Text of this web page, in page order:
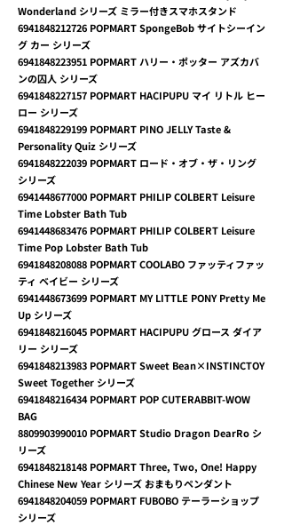
Wonderland シリーズ ミラー付きスマホスタンド
6941848212726 POPMART SpongeBob サイトシーイン
グ カー シリーズ
6941848223951 POPMART ハリー・ポッター アズカバ
ンの囚人 シリーズ
6941848227157 POPMART HACIPUPU マイ リトル ヒー
ロー シリーズ
6941848229199 POPMART PINO JELLY Taste &
Personality Quiz シリーズ
6941848222039 POPMART ロード・オブ・ザ・リング
シリーズ
6941448677000 POPMART PHILIP COLBERT Leisure
Time Lobster Bath Tub
6941448683476 POPMART PHILIP COLBERT Leisure
Time Pop Lobster Bath Tub
6941848208088 POPMART COOLABO ファッティファッ
ティ ベイビー シリーズ
6941448673699 POPMART MY LITTLE PONY Pretty Me
Up シリーズ
6941848216045 POPMART HACIPUPU グロース ダイア
リー シリーズ
6941848213983 POPMART Sweet Bean×INSTINCTOY
Sweet Together シリーズ
6941848216434POPMART POP CUTERABBIT-WOW
BAG
8809903990010 POPMART Studio Dragon DearRo シ
リーズ
6941848218148 POPMART Three, Two, One! Happy
Chinese New Year シリーズ おまもりペンダント
6941848204059 POPMART FUBOBO テーラーショップ
シリーズ